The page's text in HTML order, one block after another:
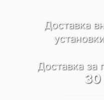
Доставка
Доставка за
30